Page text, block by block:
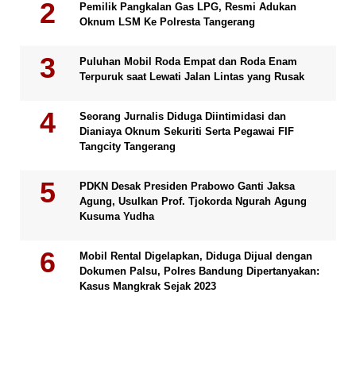
Pemilik Pangkalan Gas LPG, Resmi Adukan
Oknum LSM Ke Polresta Tangerang
Puluhan Mobil Roda Empat dan Roda Enam
Terpuruk saat Lewati Jalan Lintas yang Rusak
Seorang Jurnalis Diduga Diintimidasi dan
Dianiaya Oknum Sekuriti Serta Pegawai FIF
Tangcity Tangerang
PDKN Desak Presiden Prabowo Ganti Jaksa
Agung, Usulkan Prof. Tjokorda Ngurah Agung
Kusuma Yudha
Mobil Rental Digelapkan, Diduga Dijual dengan
Dokumen Palsu, Polres Bandung Dipertanyakan:
Kasus Mangkrak Sejak 2023